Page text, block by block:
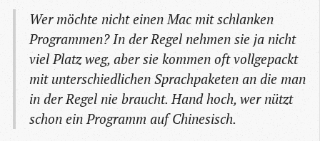
Wer möchte nicht einen Mac mit schlanken
Programmen? In der Regel nehmen sie ja nicht
viel Platz weg, aber sie kommen oft vollgepackt
mit unterschiedlichen Sprachpaketen an die man
in der Regel nie braucht. Hand hoch, wer nützt
schon ein Programm auf Chinesisch.